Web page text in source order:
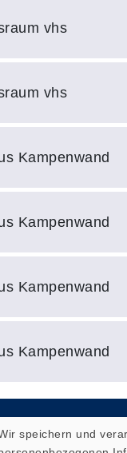
vhs
vhs
Kampenwand
Kampenwand
Kampenwand
Kampenwand
speichern und